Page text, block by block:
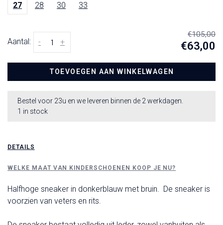
27 28 30 33
Aantal: +
-
€105,00
€63,00
TOEVOEGEN AAN WINKELWAGEN
Bestel voor 23u en we leveren binnen de 2 werkdagen.
1 in stock
DETAILS
WELKE MAAT VAN KINDERSCHOENEN KOOP JE NU?
Halfhoge sneaker in donkerblauw met bruin. De sneaker is
voorzien van veters en rits.